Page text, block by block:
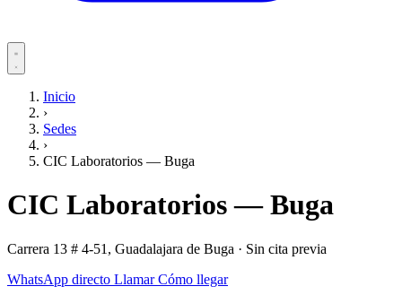
Servicios
Inicio
›
Sedes
›
CIC Laboratorios — Buga
CIC Laboratorios — Buga
Carrera 13 # 4-51, Guadalajara de Buga · Sin cita previa
WhatsApp directo LlamarCómo llegar